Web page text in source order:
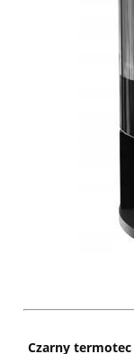
Czarny termotec